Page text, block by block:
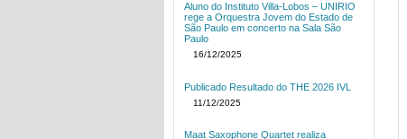
Aluno do Instituto Villa-Lobos – UNIRIO
rege a Orquestra Jovem do Estado de
São Paulo em concerto na Sala São
Paulo
16/12/2025
Publicado Resultado do THE 2026 IVL
11/12/2025
Maat Saxophone Quartet realiza